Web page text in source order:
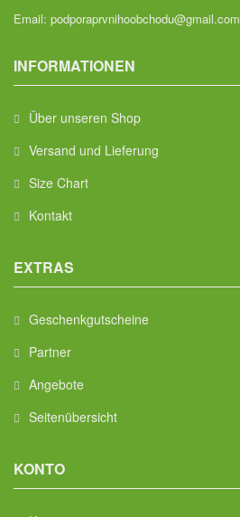
Email: podporaprvnihoobchodu@gmail.com
INFORMATIONEN
Über unseren Shop
Versand und Lieferung
Size Chart
Kontakt
EXTRAS
Geschenkgutscheine
Partner
Angebote
Seitenübersicht
KONTO